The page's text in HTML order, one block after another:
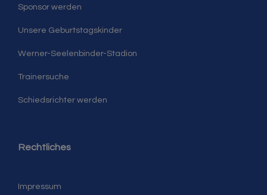
Sponsor werden
Unsere Geburtstagskinder
Werner-Seelenbinder-Stadion
Trainersuche
Schiedsrichter werden
Rechtliches
Impressum